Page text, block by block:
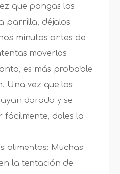
que pongas los
parrilla, déjalos
minutos antes de
moverlos
es más probable
Una vez que los
dorado y se
fácilmente, dales la
alimentos: Muchas
la tentación de